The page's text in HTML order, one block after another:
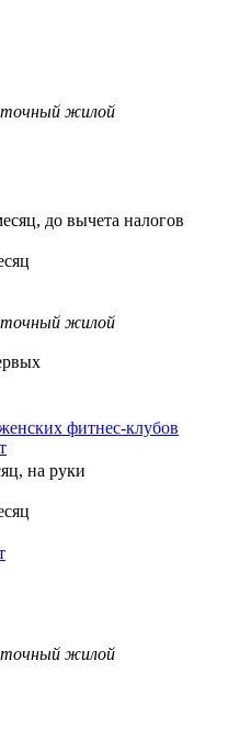
жилой
до вычета налогов
жилой
фитнес-клубов
на руки
жилой